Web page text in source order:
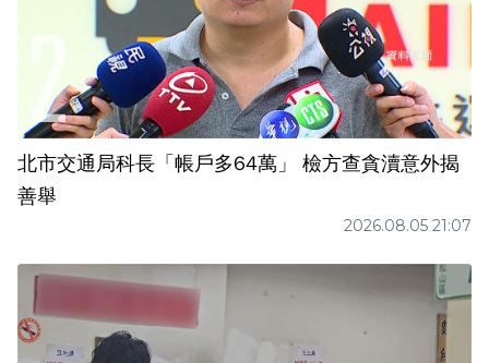
北市交通局科長「帳戶多64萬」 檢方查貪瀆意外揭
善舉
2026.08.05 21:07